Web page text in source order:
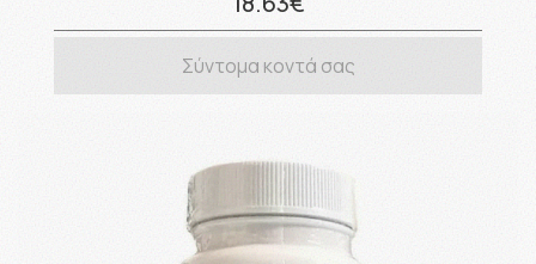
Σύντομα κοντά σας